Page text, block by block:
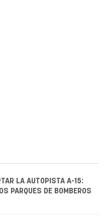
LA AUTOPISTA A-15:
PARQUES DE BOMBEROS